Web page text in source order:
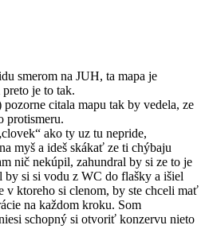
smerom na JUH, ta mapa je
je to tak.
citala mapu tak by vedela, ze
protismeru.
ako ty uz tu nepride,
myš a ideš skákať ze ti chýbaju
nič nekúpil, zahundral by si ze to je
by si si vodu z WC do flašky a išiel
v ktoreho si clenom, by ste chceli mať
na každom kroku. Som
schopný si otvoriť konzervu nieto